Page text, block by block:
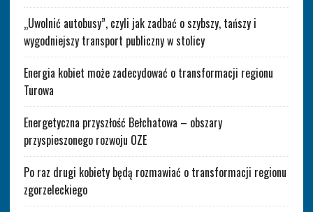
„Uwolnić autobusy”, czyli jak zadbać o szybszy, tańszy i
wygodniejszy transport publiczny w stolicy
Energia kobiet może zadecydować o transformacji regionu
Turowa
Energetyczna przyszłość Bełchatowa – obszary
przyspieszonego rozwoju OZE
Po raz drugi kobiety będą rozmawiać o transformacji regionu
zgorzeleckiego